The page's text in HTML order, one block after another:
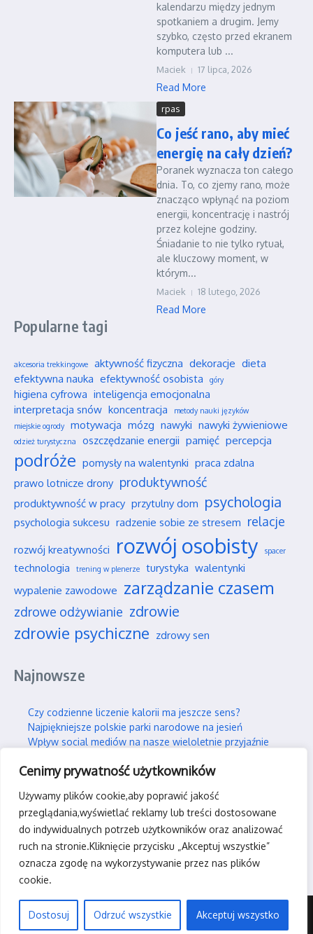
Cenimy prywatność użytkowników
Używamy plików cookie,aby poprawić jakość
przeglądania,wyświetlać reklamy lub treści dostosowane
do indywidualnych potrzeb użytkowników oraz analizować
ruch na stronie.Kliknięcie przycisku „Akceptuj wszystkie”
oznacza zgodę na wykorzystywanie przez nas plików
cookie.
Dostosuj Odrzuć wszystkie Akceptuj wszystko
kalendarzu między jednym
spotkaniem a drugim. Jemy
szybko, często przed ekranem
komputera lub ...
Maciek 17 lipca, 2026
Read More
rpas
Co jeść rano, aby mieć
energię na cały dzień?
Poranek wyznacza ton całego
dnia. To, co zjemy rano, może
znacząco wpłynąć na poziom
energii, koncentrację i nastrój
przez kolejne godziny.
Śniadanie to nie tylko rytuał,
ale kluczowy moment, w
którym...
Maciek 18 lutego, 2026
Read More
Popularne tagi
akcesoria trekkingowe aktywność fizyczna dekoracje dieta
efektywna nauka efektywność osobista góry
higiena cyfrowa inteligencja emocjonalna
interpretacja snów koncentracja
metody nauki języków
miejskie ogrody
motywacja mózg nawyki nawyki żywieniowe
odzież turystyczna oszczędzanie energii pamięć percepcja
podróże pomysły na walentynki praca zdalna
prawo lotnicze drony produktywność
produktywność w pracy przytulny dom psychologia
psychologia sukcesu radzenie sobie ze stresem relacje
rozwój kreatywności rozwój osobisty spacer
technologia trening w plenerze turystyka walentynki
wypalenie zawodowe zarządzanie czasem
zdrowe odżywianie zdrowie
zdrowie psychiczne zdrowy sen
Najnowsze
Czy codzienne liczenie kalorii ma jeszcze sens?
Najpiękniejsze polskie parki narodowe na jesień
Wpływ social mediów na nasze wieloletnie przyjaźnie
Jak skutecznie wspierać swojego partnera w silnym stresie?
Kontakt
kontakt@rpas-team.pl
Copyright © 2026